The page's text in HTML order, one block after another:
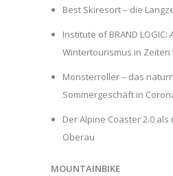
Best Skiresort – die
Institute of BRAND LOGIC:
Wintertourismus in Zeiten
Monsterroller – das
Sommergeschäft in
Der Alpine Coaster 2.0
Oberau
MOUNTAINBIKE